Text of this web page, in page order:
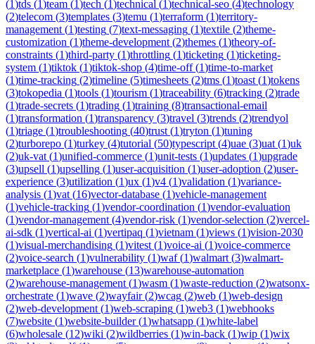
(1)tds (1)team (1)tech (1)technical (1)technical-seo (4)technology
(2)telecom (3)templates (3)temu (1)terraform (1)territory-
management (1)testing (7)text-messaging (1)textile (2)theme-
customization (1)theme-development (2)themes (1)theory-of-
constraints (1)third-party (1)throttling (1)ticketing (1)ticketing-
system (1)tiktok (1)tiktok-shop (4)time-off(1)time-to-market
(1)time-tracking (2)timeline (5)timesheets (2)tms (1)toast (1)tokens
(3)tokopedia (1)tools (1)tourism (1)traceability (6)tracking (2)trade
(1)trade-secrets (1)trading (1)training (8)transactional-email
(1)transformation (1)transparency (3)travel (3)trends (2)trendyol
(1)triage (1)troubleshooting (40)trust (1)tryton (1)tuning
(2)turborepo (1)turkey (4)tutorial (50)typescript (4)uae (3)uat (1)uk
(2)uk-vat (1)unified-commerce (1)unit-tests (1)updates (1)upgrade
(3)upsell (1)upselling (1)user-acquisition (1)user-adoption (2)user-
experience (3)utilization (1)ux (1)v4 (1)validation (1)variance-
analysis (1)vat (16)vector-database (1)vehicle-management
(1)vehicle-tracking (1)vendor-coordination (1)vendor-evaluation
(1)vendor-management (4)vendor-risk (1)vendor-selection (2)vercel-
ai-sdk (1)vertical-ai (1)vertipaq (1)vietnam (1)views (1)vision-2030
(1)visual-merchandising (1)vitest (1)voice-ai (1)voice-commerce
(2)voice-search (1)vulnerability (1)waf(1)walmart (3)walmart-
marketplace (1)warehouse (13)warehouse-automation
(2)warehouse-management (1)wasm (1)waste-reduction (2)watsonx-
orchestrate (1)wave (2)wayfair(2)wcag (2)web (1)web-design
(2)web-development (1)web-scraping (1)web3 (1)webhooks
(7)website (1)website-builder(1)whatsapp (1)white-label
(6)wholesale (12)wiki (2)wildberries (1)win-back (1)wip (1)wix